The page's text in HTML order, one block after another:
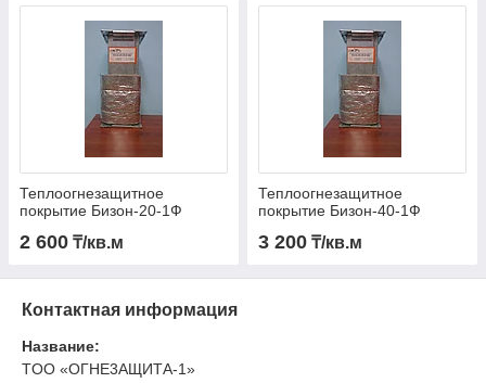
Теплоогнезащитное
покрытие Бизон-20-1Ф
2 600 ₸/кв.м
Теплоогнезащитное
покрытие Бизон-40-1Ф
3 200 ₸/кв.м
Контактная информация
Название:
TOO «OГHE3AЩИTА-1»